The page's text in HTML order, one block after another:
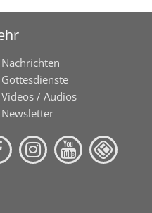
Nachrichten
Gottesdienste
Videos / Audios
Newsletter